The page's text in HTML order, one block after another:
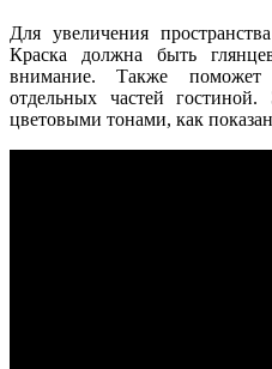
Для увеличения
Краска должна быть
внимание. Также поможет
отдельных частей
цветовыми тонами, как